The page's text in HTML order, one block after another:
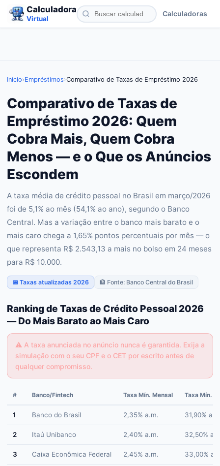
Calculadora
Virtual
Calculadoras
Início›Empréstimos›Comparativo de Taxas de Empréstimo 2026
Comparativo de Taxas de
Empréstimo 2026: Quem
Cobra Mais, Quem Cobra
Menos — e o Que os Anúncios
Escondem
A taxa média de crédito pessoal no Brasil em março/2026
foi de 5,1% ao mês (54,1% ao ano), segundo o Banco
Central. Mas a variação entre o banco mais barato e o
mais caro chega a 1,65% pontos percentuais por mês — o
que representa R$ 2.543,13 a mais no bolso em 24 meses
para R$ 10.000.
📅 Taxas atualizadas 2026 🏦 Fonte: Banco Central do Brasil
Ranking de Taxas de Crédito Pessoal 2026
— Do Mais Barato ao Mais Caro
⚠️ A taxa anunciada no anúncio nunca é garantida. Exija a
simulação com o seu CPF e o CET por escrito antes de
qualquer compromisso.
# Banco/Fintech Taxa Mín. Mensal Taxa Mín.
1 Banco do Brasil 2,35% a.m. 31,90% a.a.
2 Itaú Unibanco 2,40% a.m. 32,50%
3 Caixa Econômica Federal 2,45% a.m. 33,00%